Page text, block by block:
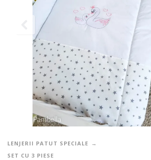
LENJERII PATUT SPECIALE
SET CU 3 PIESE